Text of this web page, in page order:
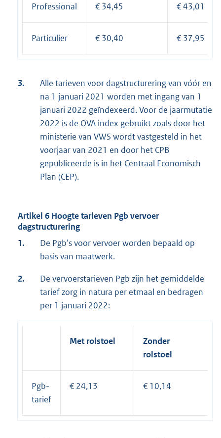
Professional € 34,45 € 43,01
Particulier € 30,40 € 37,95
3.
Alle tarieven voor dagstructurering van vóór en
na 1 januari 2021 worden met ingang van 1
januari 2022 geïndexeerd. Voor de jaarmutatie
2022 is de OVA index gebruikt zoals door het
ministerie van VWS wordt vastgesteld in het
voorjaar van 2021 en door het CPB
gepubliceerde is in het Centraal Economisch
Plan (CEP).
Artikel 6 Hoogte tarieven Pgb vervoer
dagstructurering
1.
De Pgb’s voor vervoer worden bepaald op
basis van maatwerk.
2.
De vervoerstarieven Pgb zijn het gemiddelde
tarief zorg in natura per etmaal en bedragen
per 1 januari 2022:
Met rolstoel
Zonder
rolstoel
Pgb-
tarief
€ 24,13 € 10,14